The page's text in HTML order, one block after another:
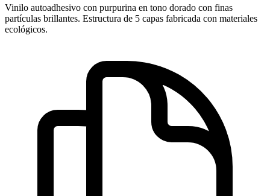
Vinilo autoadhesivo con purpurina en tono dorado con finas
partículas brillantes. Estructura de 5 capas fabricada con materiales
ecológicos.